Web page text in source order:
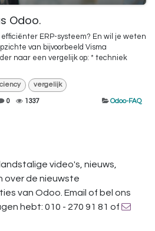
Odoo.
ERP-systeem? En wil je weten
van bijvoorbeeld Visma
naar een vergelijk op: * techniek
vergelijk
0 1337 Odoo-FAQ
video's, nieuws,
over de nieuwste
van Odoo. Email of bel ons
hebt: 010 - 270 91 81 of